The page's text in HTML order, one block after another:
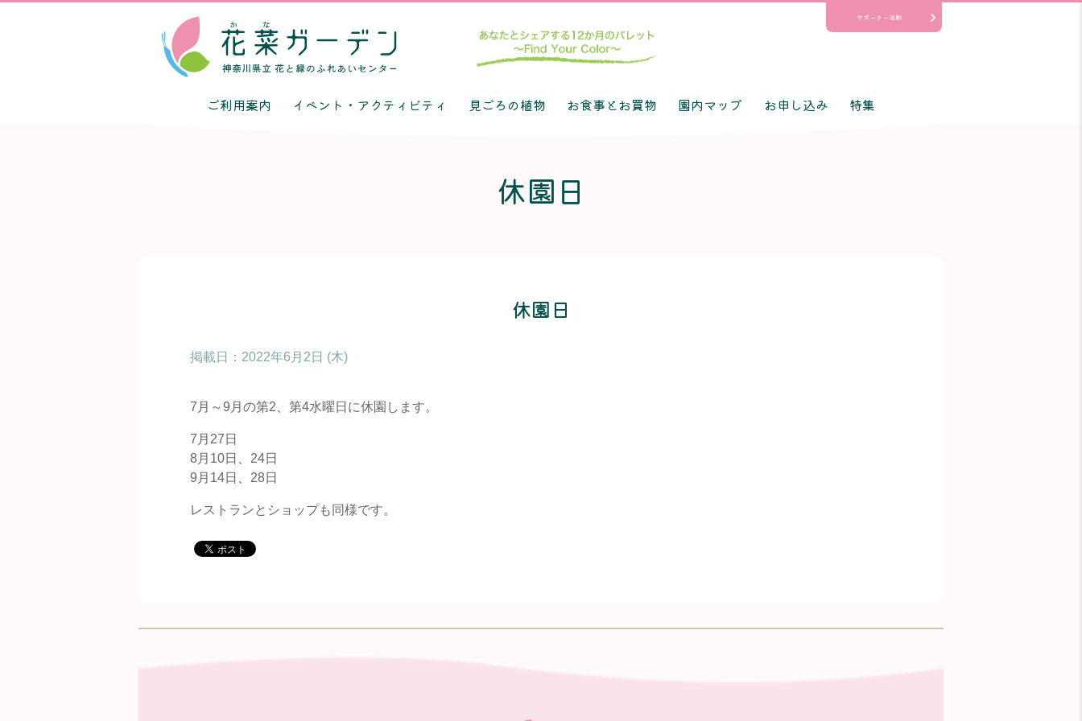
サポーター活動
ご利用案内 イベント・アクティビティ 見ごろの植物 お食事とお買物 園内マップ お申し込み 特集
休園日
休園日
掲載日： 2022年6月2日 (木)
7月～9月の第2、第4水曜日に休園します。
7月27日
8月10日、24日
9月14日、28日
レストランとショップも同様です。